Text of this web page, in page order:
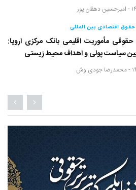
- امیرحسین دهقان پور
اقتصادی بین المللی
مأموریت اقلیمی بانک مرکزی اروپا:
سیاست پولی و اهداف محیط زیستی
- محمدرضا جودی وش